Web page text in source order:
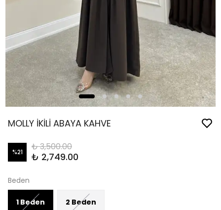
MOLLY İKİLİ ABAYA KAHVE
%21 ₺ 3,500.00
₺ 2,749.00
Beden
1 Beden 2 Beden